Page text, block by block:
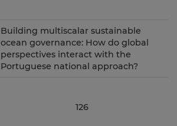
Building multiscalar sustainable
ocean governance: How do global
perspectives interact with the
Portuguese national approach?
126